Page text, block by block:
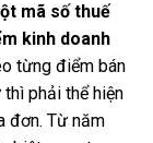
mã số thuế
kinh doanh
từng điểm bán
phải thể hiện
đơn. Từ năm